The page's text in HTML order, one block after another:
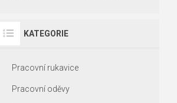
KATEGORIE
Pracovní rukavice
Pracovní oděvy